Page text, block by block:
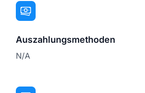
Auszahlungsmethoden
N/A